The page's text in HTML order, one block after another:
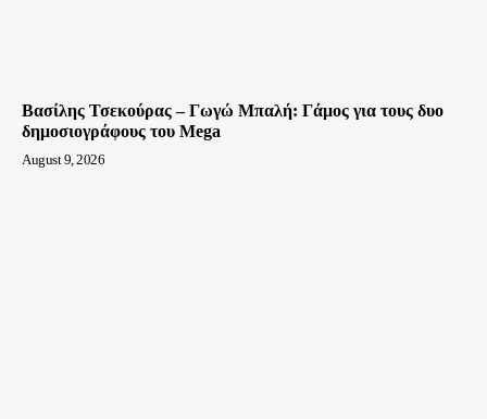
Βασίλης Τσεκούρας – Γωγώ Μπαλή: Γάμος για τους δυο
δημοσιογράφους του Mega
August 9, 2026